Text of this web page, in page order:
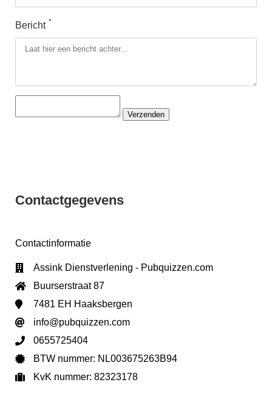
Bericht *
Verzenden
Contactgegevens
Contactinformatie
Assink Dienstverlening - Pubquizzen.com
Buurserstraat 87
7481 EH Haaksbergen
info@pubquizzen.com
0655725404
BTW nummer: NL003675263B94
KvK nummer: 82323178